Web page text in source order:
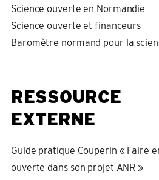
Science ouverte en Normandie
Science ouverte et financeurs
Baromètre normand pour la
RESSOURCE
EXTERNE
Guide pratique Couperin « Faire
ouverte dans son projet ANR »